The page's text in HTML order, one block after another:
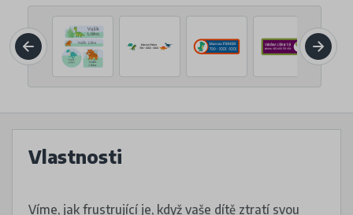
Vlastnosti
Víme, jak frustrující je, když vaše dítě ztratí svou